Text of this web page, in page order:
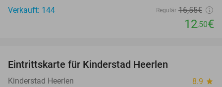
Verkauft: 144
Regulär 16,55€
12,50€
Eintrittskarte für Kinderstad Heerlen
Kinderstad Heerlen 8.9 star